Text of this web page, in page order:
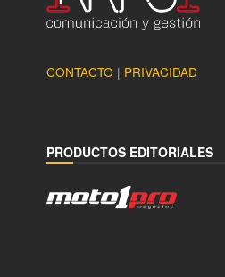
CONTACTO | PRIVACIDAD
PRODUCTOS EDITORIALES